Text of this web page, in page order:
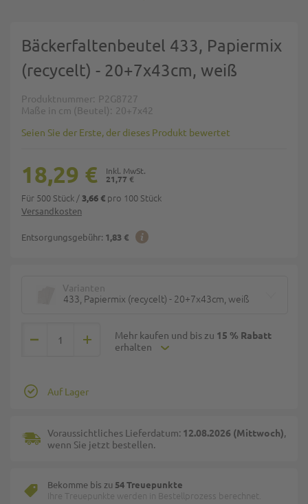
Bäckerfaltenbeutel 433, Papiermix
(recycelt) - 20+7x43cm, weiß
Produktnummer P2G8727
Maße in cm (Beutel)
20+7x42
Seien Sie der Erste, der dieses Produkt bewertet
Versandkosten
Entsorgungsgebühr: 1,83 €
21,77 €
18,29 €
Für 500 Stück /3,66 € pro 100 Stück
Varianten
433, Papiermix (recycelt) - 20+7x43cm, weiß
Mehr kaufen und bis zu 15 % Rabatt
erhalten
Auf Lager
Voraussichtliches Lieferdatum: 12.08.2026 (Mittwoch),
wenn Sie jetzt bestellen.
Bekomme bis zu 54 Treuepunkte
Ihre Treuepunkte werden in Bestellprozess berechnet.